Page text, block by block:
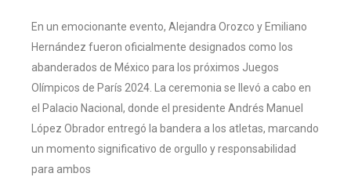
En un emocionante evento, Alejandra Orozco y Emiliano
Hernández fueron oficialmente designados como los
abanderados de México para los próximos Juegos
Olímpicos de París 2024. La ceremonia se llevó a cabo en
el Palacio Nacional, donde el presidente Andrés Manuel
López Obrador entregó la bandera a los atletas, marcando
un momento significativo de orgullo y responsabilidad
para ambos​